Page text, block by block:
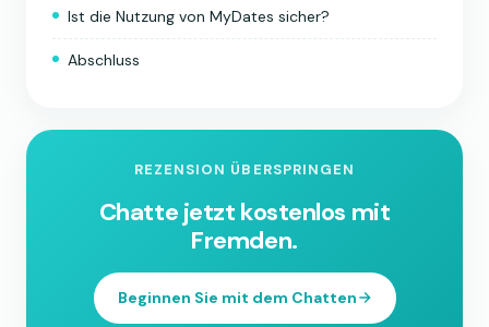
Ist die Nutzung von MyDates sicher?
Abschluss
REZENSION ÜBERSPRINGEN
Chatte jetzt kostenlos mit
Fremden.
Beginnen Sie mit dem Chatten